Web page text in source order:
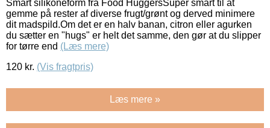
Smart silikoneform fra Food HuggersSuper smart til at
gemme på rester af diverse frugt/grønt og derved minimere
dit madspild.Om det er en halv banan, citron eller agurken
du sætter en "hugs" er helt det samme, den gør at du slipper
for tørre end (Læs mere)
120 kr. (Vis fragtpris)
Læs mere »